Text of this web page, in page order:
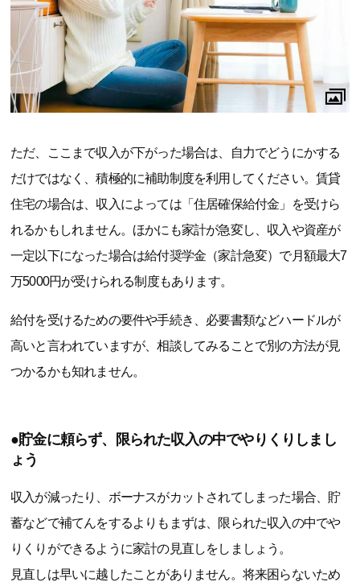
ただ、ここまで収入が下がった場合は、自力でどうにかする
だけではなく、積極的に補助制度を利用してください。賃貸
住宅の場合は、収入によっては「住居確保給付金」を受けら
れるかもしれません。ほかにも家計が急変し、収入や資産が
一定以下になった場合は給付奨学金（家計急変）で月額最大7
万5000円が受けられる制度もあります。
給付を受けるための要件や手続き、必要書類などハードルが
高いと言われていますが、相談してみることで別の方法が見
つかるかも知れません。
●貯金に頼らず、限られた収入の中でやりくりしまし
ょう
収入が減ったり、ボーナスがカットされてしまった場合、貯
蓄などで補てんをするよりもまずは、限られた収入の中でや
りくりができるように家計の見直しをしましょう。
見直しは早いに越したことがありません。将来困らないため